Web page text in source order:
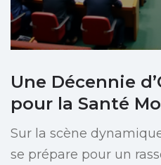
Une Décennie
pour la Santé
Sur la scène
se prépare pour un